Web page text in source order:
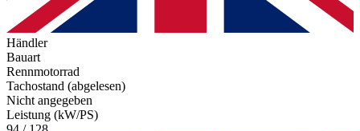
Händler
Bauart
Rennmotorrad
Tachostand (abgelesen)
Nicht angegeben
Leistung (kW/PS)